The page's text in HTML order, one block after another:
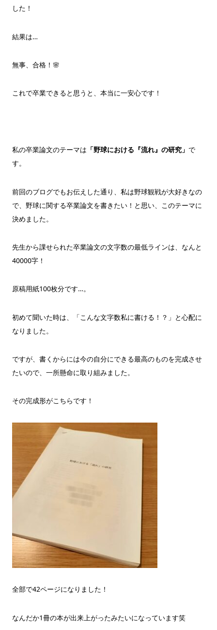
した！
結果は…
無事、 合格！ 🌸
これで卒業できると思うと、本当に一安心です！
私の卒業論文のテーマは 「野球における『流れ』の研究」 で
す。
前回のブログでもお伝えした通り、私は野球観戦が大好きなの
で、野球に関する卒業論文を書きたい！と思い、このテーマに
決めました。
先生から課せられた卒業論文の文字数の最低ラインは、なんと
40000字！
原稿用紙100枚分です…。
初めて聞いた時は、「こんな文字数私に書ける！？」と心配に
なりました。
ですが、書くからには今の自分にできる最高のものを完成させ
たいので、一所懸命に取り組みました。
その完成形がこちらです！
全部で42ページになりました！
なんだか1冊の本が出来上がったみたいになっています笑